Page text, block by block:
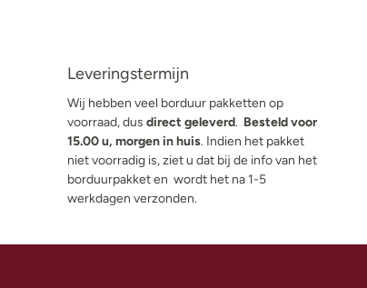
Leveringstermijn
Wij hebben veel borduur pakketten op
voorraad, dusdirect geleverd. Besteld voor
15.00 u, morgen in huis. Indien het pakket
niet voorradig is, ziet u dat bij de info van het
borduurpakket en wordt het na 1-5
werkdagen verzonden.